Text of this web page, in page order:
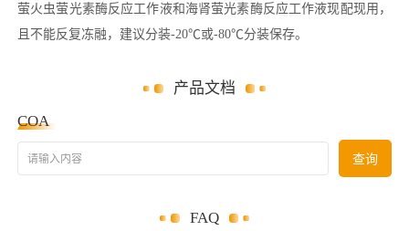
萤火虫萤光素酶反应工作液和海肾萤光素酶反应工作液现配现用，
且不能反复冻融，建议分装-20℃或-80℃分装保存。
产品文档
COA
请输入内容 查询
FAQ